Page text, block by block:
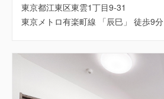
東京都江東区東雲1丁目9-31
東京メトロ有楽町線 「辰巳」 徒歩9分